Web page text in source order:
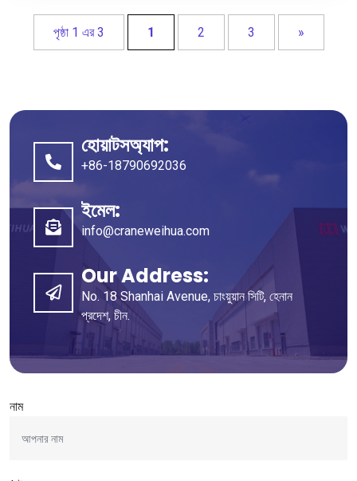
পৃষ্ঠা 1 এর 3 1 2 3 »
হোয়াটসঅ্যাপ:
+86-18790692036
ইমেল:
info@craneweihua.com
Our Address:
No. 18 Shanhai Avenue, চাংয়ুয়ান সিটি, হেনান
প্রদেশ, চীন.
নাম